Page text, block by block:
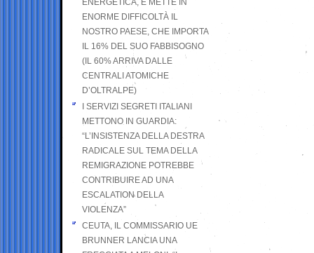
ENERGETICA, E METTE IN
ENORME DIFFICOLTÀ IL
NOSTRO PAESE, CHE IMPORTA
IL 16% DEL SUO FABBISOGNO
(IL 60% ARRIVA DALLE
CENTRALI ATOMICHE
D’OLTRALPE)
I SERVIZI SEGRETI ITALIANI
METTONO IN GUARDIA:
“L’INSISTENZA DELLA DESTRA
RADICALE SUL TEMA DELLA
REMIGRAZIONE POTREBBE
CONTRIBUIRE AD UNA
ESCALATION DELLA
VIOLENZA”
CEUTA, IL COMMISSARIO UE
BRUNNER LANCIA UNA